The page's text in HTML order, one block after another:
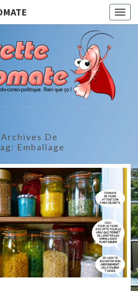
Un Blog
Écolo-
Conso-
Politique.
Archives De
Emballage